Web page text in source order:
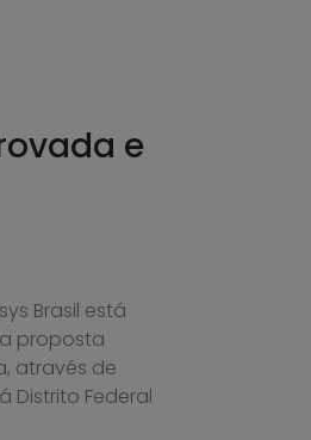
e
Brasil está
proposta
através de
Distrito Federal